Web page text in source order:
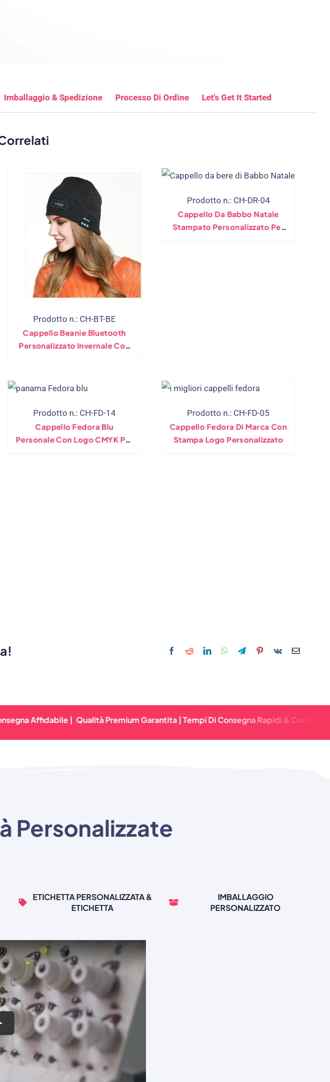
Imballaggio & Spedizione Processo Di Ordine Let's Get It Started
Prodotto n.: CH-BT-BE
Cappello Beanie Bluetooth
Personalizzato Invernale Con
Prodotto n.: CH-DR-04
Cappello Da Babbo Natale
Stampato Personalizzato Per
Prodotto n.: CH-FD-14
Cappello Fedora Blu
Personale Con Logo CMYK Per
Prodotto n.: CH-FD-05
Cappello Fedora Di Marca Con
Stampa Logo Personalizzato
Affidabile | Qualità Premium Garantita | Tempi Di Consegna Rapidi & Consegna
Personalizzate
ETICHETTA PERSONALIZZATA &
ETICHETTA
IMBALLAGGIO
PERSONALIZZATO